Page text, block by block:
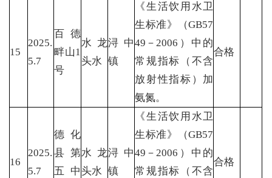
15
2025.
5.7
百德
畔山1
号
水龙
头水
浔中
镇
《生活饮用水卫
生标准》（GB57
49－2006）中的
常规指标（不含
放射性指标）加
氨氮。
合格
16
2025.
5.7
德化
县第
五中
水龙
头水
浔中
镇
《生活饮用水卫
生标准》（GB57
49－2006）中的
常规指标（不含
合格